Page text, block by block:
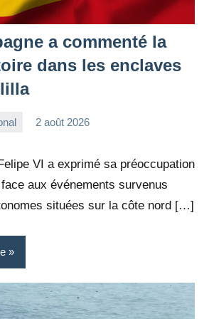
a commenté la
dans les enclaves
2 août 2026
VI a exprimé sa préoccupation
aux événements survenus
situées sur la côte nord […]